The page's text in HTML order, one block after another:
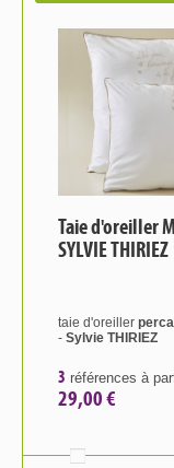
Taie d'oreiller
SYLVIE THIRIEZ
taie d'oreiller
- Sylvie THIRIEZ
3 références à
29,00 €